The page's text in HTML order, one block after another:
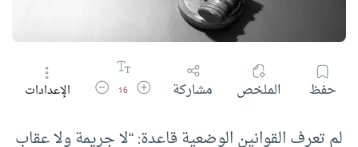
حفظ الملخص مشاركة زيادة حجم الخط
16 تقليل حجم الخط
الإعدادات
لم تعرف القوانين الوضعية قاعدة: “لا جريمة ولا عقاب